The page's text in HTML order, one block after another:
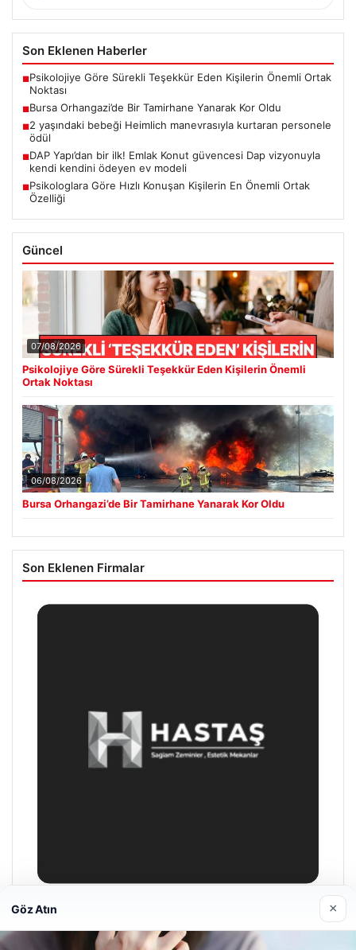
Son Eklenen Haberler
■Psikolojiye Göre Sürekli Teşekkür Eden Kişilerin Önemli Ortak
Noktası
■Bursa Orhangazi’de Bir Tamirhane Yanarak Kor Oldu
■2 yaşındaki bebeği Heimlich manevrasıyla kurtaran personele
ödül
■DAP Yapı’dan bir ilk! Emlak Konut güvencesi Dap vizyonuyla
kendi kendini ödeyen ev modeli
■Psikologlara Göre Hızlı Konuşan Kişilerin En Önemli Ortak
Özelliği
Güncel
07/08/2026
Psikolojiye Göre Sürekli Teşekkür Eden Kişilerin Önemli
Ortak Noktası
06/08/2026
Bursa Orhangazi’de Bir Tamirhane Yanarak Kor Oldu
Son Eklenen Firmalar
Hastaş Beton
Göz Atın ×